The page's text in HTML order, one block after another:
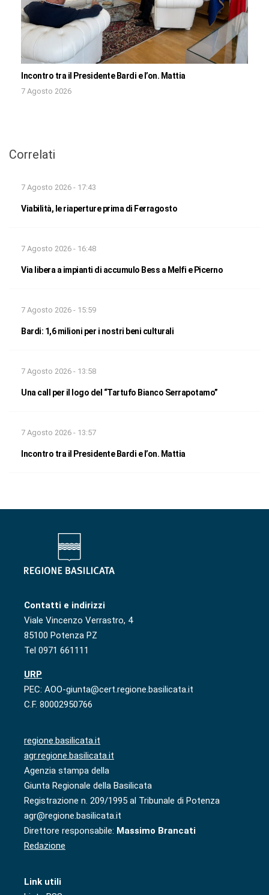
Incontro tra il Presidente Bardi e l’on. Mattia
7 Agosto 2026
Correlati
7 Agosto 2026 - 17:43
Viabilità, le riaperture prima di Ferragosto
7 Agosto 2026 - 16:48
Via libera a impianti di accumulo Bess a Melfi e Picerno
7 Agosto 2026 - 15:59
Bardi: 1,6 milioni per i nostri beni culturali
7 Agosto 2026 - 13:58
Una call per il logo del “Tartufo Bianco Serrapotamo”
7 Agosto 2026 - 13:57
Incontro tra il Presidente Bardi e l’on. Mattia
Contatti e indirizzi
Viale Vincenzo Verrastro, 4
85100 Potenza PZ
Tel 0971 661111
URP
PEC: AOO-giunta@cert.regione.basilicata.it
C.F. 80002950766
regione.basilicata.it
agr.regione.basilicata.it
Agenzia stampa della
Giunta Regionale della Basilicata
Registrazione n. 209/1995 al Tribunale di Potenza
agr@regione.basilicata.it
Direttore responsabile: Massimo Brancati
Redazione
Link utili